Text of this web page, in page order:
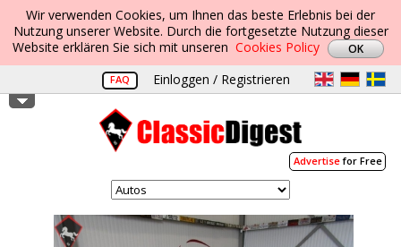
Wir verwenden Cookies, um Ihnen das beste Erlebnis bei der
Nutzung unserer Website. Durch die fortgesetzte Nutzung dieser
Website erklären Sie sich mit unseren Cookies Policy
FAQ Einloggen / Registrieren
Advertisefor Free